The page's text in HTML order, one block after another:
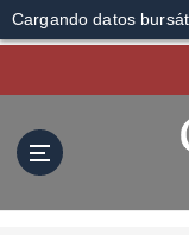
Cargando datos